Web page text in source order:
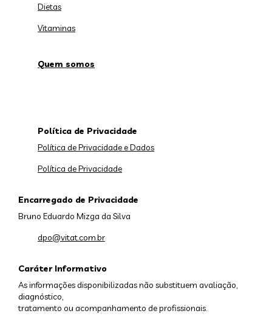
Dietas
Vitaminas
Quem somos
Caráter Informativo
As informações disponibilizadas não substituem avaliação,
diagnóstico,
tratamento ou acompanhamento de profissionais.
Política de Privacidade
Política de Privacidade e Dados
Política de Privacidade
Encarregado de Privacidade
Bruno Eduardo Mizga da Silva
dpo@vitat.com.br